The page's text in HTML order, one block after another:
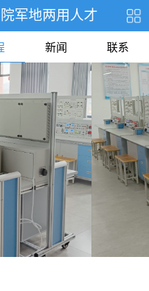
军地两用人才
子工业学校）
新闻 联系